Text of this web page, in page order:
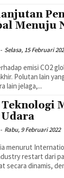
Menuju
- Selasa, 15 Februari
emisi CO2
Polutan lain
lain jelaga,...
- Rabu, 9 Februari 2022
menurut
restart dari
secara dinamis,